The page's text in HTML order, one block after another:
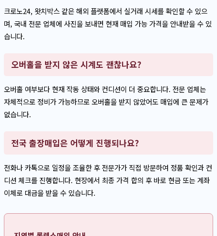
크로노24, 왓치박스 같은 해외 플랫폼에서 실거래 시세를 확인할 수 있으
며, 국내 전문 업체에 사진을 보내면 현재 매입 가능 가격을 안내받을 수 있
습니다.
오버홀을 받지 않은 시계도 괜찮나요?
오버홀 여부보다 현재 작동 상태와 컨디션이 더 중요합니다. 전문 업체는
자체적으로 정비가 가능하므로 오버홀을 받지 않았어도 매입에 큰 문제가
없습니다.
전국 출장매입은 어떻게 진행되나요?
전화나 카톡으로 일정을 조율한 후 전문가가 직접 방문하여 정품 확인과 컨
디션 체크를 진행합니다. 현장에서 최종 가격 합의 후 바로 현금 또는 계좌
이체로 대금을 받을 수 있습니다.